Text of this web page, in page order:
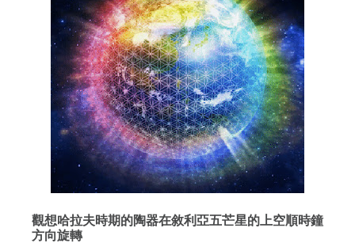
觀想哈拉夫時期的陶器在敘利亞五芒星的上空順時鐘
方向旋轉